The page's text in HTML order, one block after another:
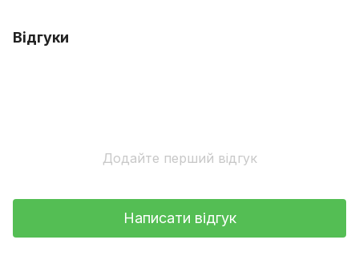
Відгуки
Додайте перший відгук
Написати відгук